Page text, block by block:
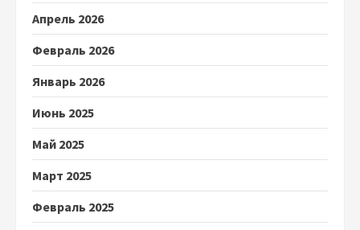
Апрель 2026
Февраль 2026
Январь 2026
Июнь 2025
Май 2025
Март 2025
Февраль 2025